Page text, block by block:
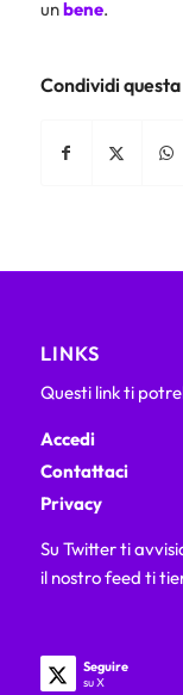
unbene.
Condividi
LINKS
Questi link ti
Accedi
Contattaci
Privacy
Su Twitter ti
il nostro feed ti
Seguire
su X